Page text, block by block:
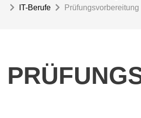
IT-Berufe
Prüfungsvorbereitung